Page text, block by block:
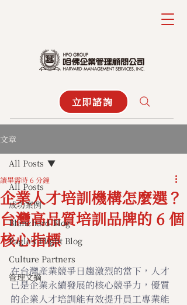
立即諮詢
文章
All Posts
成功案例
Blanchard Blog
Eagle's Flight Blog
Culture Partners
管理文摘
All Posts
企業人才培訓機構怎麼選？
台灣高品質培訓品牌的 6 個
核心指標
讀畢需時 6 分鐘
在台灣產業競爭日趨激烈的當下，人才
已是企業永續發展的核心競爭力，優質
的企業人才培訓能有效提升員工專業能